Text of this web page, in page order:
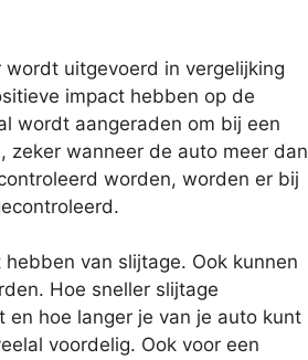
uitgevoerd in vergelijking
impact hebben op de
wordt aangeraden om bij een
zeker wanneer de auto meer dan
worden, worden er bij
van slijtage. Ook kunnen
Hoe sneller slijtage
hoe langer je van je auto kunt
voordelig. Ook voor een